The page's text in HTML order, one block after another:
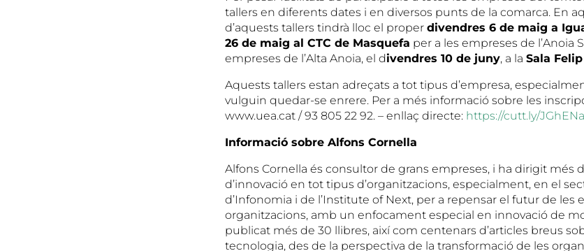
tallers en diferents dates i en diversos punts de la comarca. En
d’aquests tallers tindrà lloc el proper divendres 6 de maig a
26 de maig al CTC de Masquefa per a les empreses de l’Anoia
empreses de l’Alta Anoia, el divendres 10 de juny, a la Sala
Aquests tallers estan adreçats a tot tipus d’empresa,
vulguin quedar-se enrere. Per a més informació sobre les
www.uea.cat / 93 805 22 92. – enllaç directe: https://cutt.ly/
Informació sobre Alfons Cornella
Alfons Cornella és consultor de grans empreses, i ha dirigit més
d’innovació en tot tipus d’organitzacions, especialment, en el
d’Infonomia i de l’Institute of Next, per a repensar el futur de les
organitzacions, amb un enfocament especial en innovació de
publicat més de 30 llibres, així com centenars d’articles breus
tecnologia, des de la perspectiva de la transformació de les